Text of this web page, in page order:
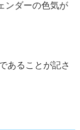
ンダーの色気が
あることが記さ